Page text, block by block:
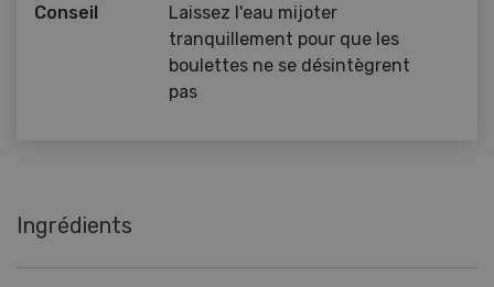
Conseil
Laissez l'eau mijoter
tranquillement pour que les
boulettes ne se désintègrent
pas
Ingrédients